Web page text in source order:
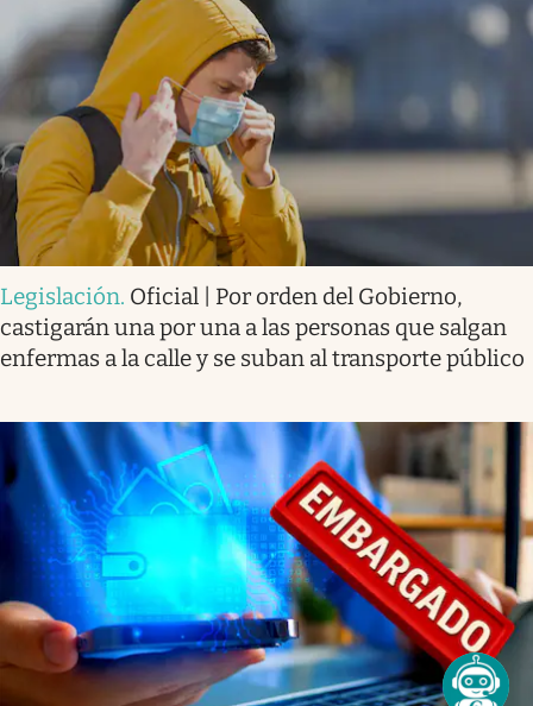
Legislación. Oficial | Por orden del Gobierno,
castigarán una por una a las personas que salgan
enfermas a la calle y se suban al transporte público